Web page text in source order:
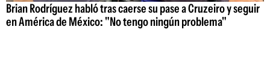
Brian Rodríguez habló tras caerse su pase a Cruzeiro y seguir
en América de México: "No tengo ningún problema"